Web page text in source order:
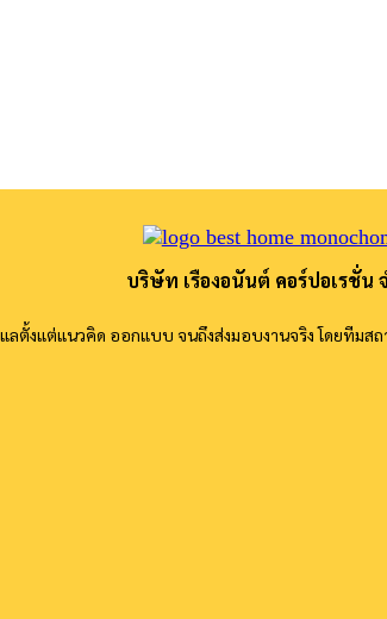
บริษัท เรืองอนันต์ คอร์ปอเรชั่น
ตั้งแต่แนวคิด ออกแบบ จนถึงส่งมอบงานจริง โดยที